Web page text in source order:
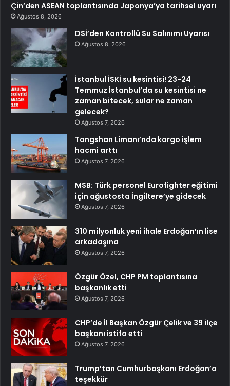
Çin’den ASEAN toplantısında Japonya’ya tarihsel uyarı
Ağustos 8, 2026
DSİ’den Kontrollü Su Salınımı Uyarısı
Ağustos 8, 2026
İstanbul İSKİ su kesintisi! 23-24
Temmuz İstanbul’da su kesintisi ne
zaman bitecek, sular ne zaman
gelecek?
Ağustos 7, 2026
Tangshan Limanı’nda kargo işlem
hacmi arttı
Ağustos 7, 2026
MSB: Türk personel Eurofighter eğitimi
için ağustosta İngiltere’ye gidecek
Ağustos 7, 2026
310 milyonluk yeni ihale Erdoğan’ın lise
arkadaşına
Ağustos 7, 2026
Özgür Özel, CHP PM toplantısına
başkanlık etti
Ağustos 7, 2026
CHP’de İl Başkan Özgür Çelik ve 39 ilçe
başkanı istifa etti
Ağustos 7, 2026
Trump’tan Cumhurbaşkanı Erdoğan’a
teşekkür